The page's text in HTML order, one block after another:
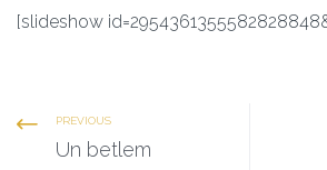
[slideshow
PREVIOUS
Un betlem